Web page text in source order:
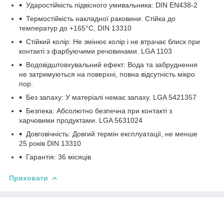
Ударостійкість підвісного умивальника: DIN EN438-2
Термостійкість накладної раковини: Стійка до
температур до +165°C, DIN 13310
Стійкий колір: Не змінює колір і не втрачає блиск при
контакті з фарбуючими речовинами. LGA 1103
Водовідштовхувальний ефект: Вода та забруднення
не затримуються на поверхні, повна відсутність мікро
пор.
Без запаху: У матеріалі немає запаху. LGA 5421357
Безпека: Абсолютно безпечна при контакті з
харчовими продуктами. LGA 5631024
Довговічність: Довгий термін експлуатації, не менше
25 років DIN 13310
Гарантія: 36 місяців
Приховати